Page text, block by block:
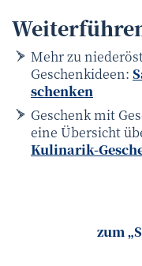
Mehr zu
Geschenkideen:
schenken
Geschenk mit
eine Übersicht
Kulinarik-
zum